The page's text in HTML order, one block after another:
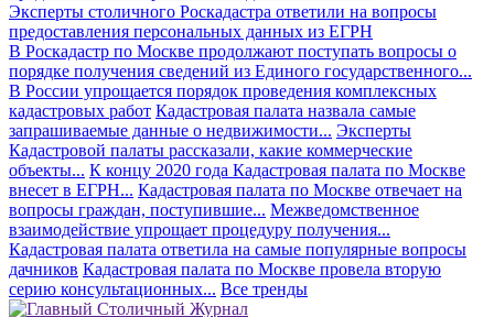
Эксперты столичного Роскадастра ответили на вопросы
предоставления персональных данных из ЕГРН
В Роскадастр по Москве продолжают поступать вопросы о
порядке получения сведений из Единого государственного...
В России упрощается порядок проведения комплексных
кадастровых работ Кадастровая палата назвала самые
запрашиваемые данные о недвижимости... Эксперты
Кадастровой палаты рассказали, какие коммерческие
объекты... К концу 2020 года Кадастровая палата по Москве
внесет в ЕГРН... Кадастровая палата по Москве отвечает на
вопросы граждан, поступившие... Межведомственное
взаимодействие упрощает процедуру получения...
Кадастровая палата ответила на самые популярные вопросы
дачников Кадастровая палата по Москве провела вторую
серию консультационных... Все тренды